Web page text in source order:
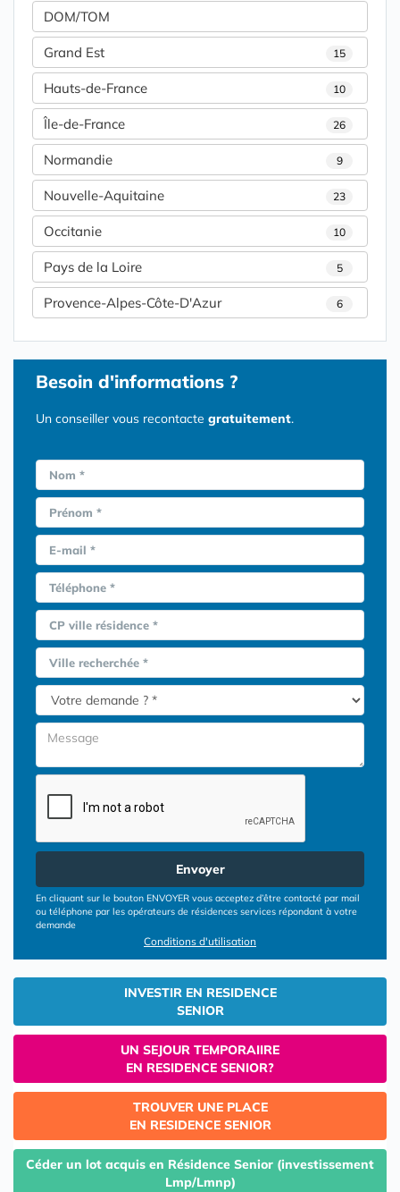
DOM/TOM
Grand Est 15
Hauts-de-France 10
Île-de-France 26
Normandie 9
Nouvelle-Aquitaine 23
Occitanie 10
Pays de la Loire 5
Provence-Alpes-Côte-D'Azur 6
Besoin d'informations ?
Un conseiller vous recontacte gratuitement.
Nom *
Prénom *
E-mail *
Téléphone *
CP ville résidence *
Ville recherchée *
Envoyer
En cliquant sur le bouton ENVOYER vous acceptez d’être contacté par mail
ou téléphone par les opérateurs de résidences services répondant à votre
demande
Conditions d'utilisation
INVESTIR EN RESIDENCE
SENIOR
UN SEJOUR TEMPORAIIRE
EN RESIDENCE SENIOR?
TROUVER UNE PLACE
EN RESIDENCE SENIOR
Céder un lot acquis en Résidence Senior (investissement
Lmp/Lmnp)